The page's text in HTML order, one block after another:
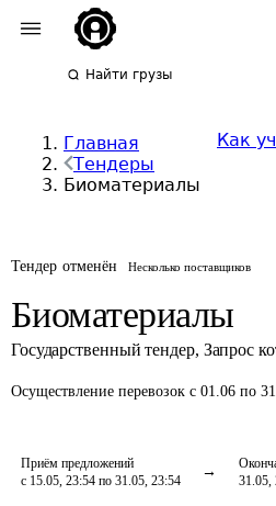
Найти грузы
Главная
Тендеры
Биоматериалы
Как
Тендер отменён Несколько поставщиков
Биоматериалы
Государственный тендер, Запрос
Осуществление перевозок с 01.06 по
Приём предложений
с 15.05, 23:54 по 31.05, 23:54
31.05,